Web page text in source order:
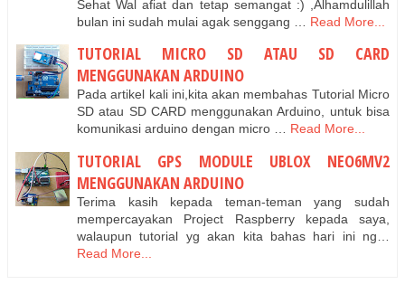
Sehat Wal afiat dan tetap semangat :) ,Alhamdulillah
bulan ini sudah mulai agak senggang …
Read More...
TUTORIAL MICRO SD ATAU SD CARD
MENGGUNAKAN ARDUINO
Pada artikel kali ini,kita akan membahas Tutorial Micro
SD atau SD CARD menggunakan Arduino, untuk bisa
komunikasi arduino dengan micro …
Read More...
TUTORIAL GPS MODULE UBLOX NEO6MV2
MENGGUNAKAN ARDUINO
Terima kasih kepada teman-teman yang sudah
mempercayakan Project Raspberry kepada saya,
walaupun tutorial yg akan kita bahas hari ini ng…
Read More...